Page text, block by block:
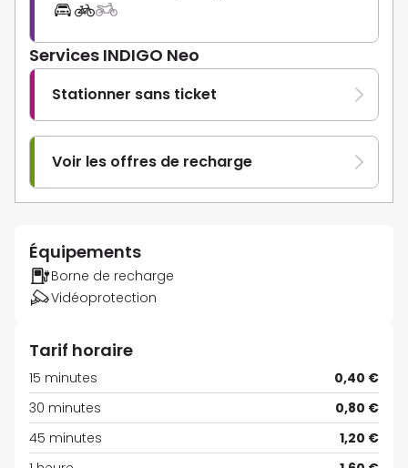
Services INDIGO Neo
Stationner sans ticket
Voir les offres de recharge
Équipements
Borne de recharge
Vidéoprotection
Tarif horaire
15 minutes
0,40 €
30 minutes
0,80 €
45 minutes
1,20 €